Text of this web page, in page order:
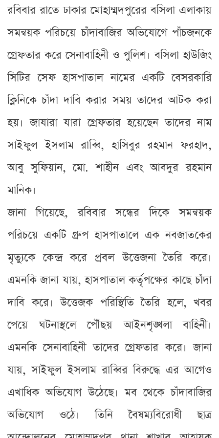
রবিবার রাতে ঢাকার মোহাম্মদপুরের বসিলা এলাকায়
সমন্বয়ক পরিচয়ে চাঁদাবাজির অভিযোগে পাঁচজনকে
গ্রেফতার করে সেনাবাহিনী ও পুলিশ। বসিলা হাউজিং
সিটির সেফ হাসপাতাল নামের একটি বেসরকারি
ক্লিনিকে চাঁদা দাবি করার সময় তাদের আটক করা
হয়। জাযারা যারা গ্রেফতার হয়েছেন তাদের নাম
সাইফুল ইসলাম রাব্বি, হাসিবুর রহমান ফরহাদ,
আবু সুফিয়ান, মো. শাহীন এবং আবদুর রহমান
মানিক।
জানা গিয়েছে, রবিবার সন্ধের দিকে সমন্বয়ক
পরিচয়ে একটি গ্রুপ হাসপাতালে এক নবজাতকের
মৃত্যুকে কেন্দ্র করে প্রবল উত্তেজনা তৈরি করে।
এমনকি জানা যায়, হাসপাতাল কর্তৃপক্ষের কাছে চাঁদা
দাবি করে। উত্তেজক পরিস্থিতি তৈরি হলে, খবর
পেয়ে ঘটনাস্থলে পৌঁছয় আইনশৃঙ্খলা বাহিনী।
এমনকি সেনাবাহিনী তাদের গ্রেফতার করে। জানা
যায়, সাইফুল ইসলাম রাব্বির বিরুদ্ধে এর আগেও
এখাধিক অভিযোগ উঠেছে। মব থেকে চাঁদাবাজির
অভিযোগ ওঠে। তিনি বৈষম্যবিরোধী ছাত্র